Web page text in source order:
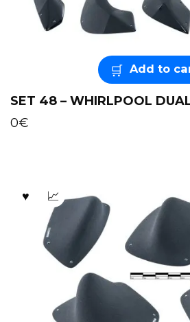
Add to
SET 48 – WHIRLPOOL
0€